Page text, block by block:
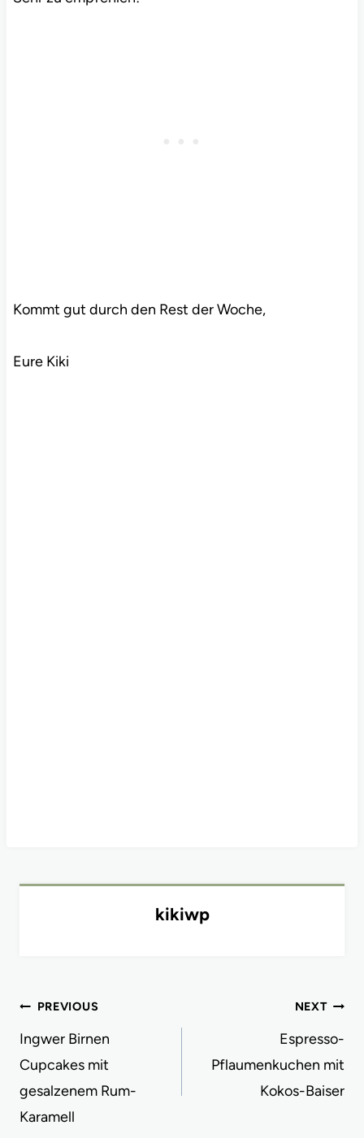
Kommt gut durch den Rest der Woche,
Eure Kiki
kikiwp
Post
navigation
PREVIOUS
Ingwer Birnen
Cupcakes mit
gesalzenem Rum-
Karamell
NEXT
Espresso-
Pflaumenkuchen mit
Kokos-Baiser